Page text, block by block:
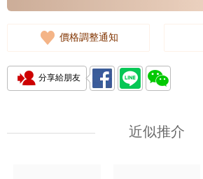
價格調整通知
分享給朋友
近似推介